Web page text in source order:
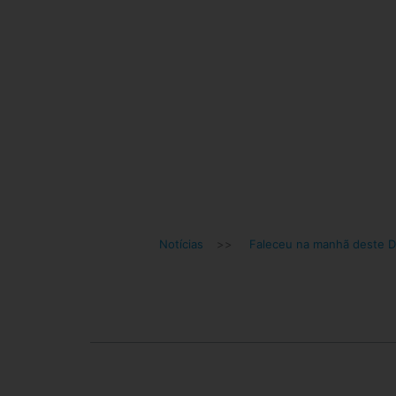
Notícias >> Faleceu na manhã deste